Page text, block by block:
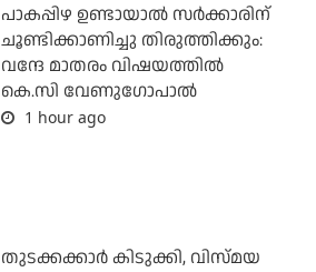
പാകപ്പിഴ ഉണ്ടായാല്‍ സര്‍ക്കാരിന്
ചൂണ്ടിക്കാണിച്ചു തിരുത്തിക്കും:
വന്ദേ മാതരം വിഷയത്തില്‍
കെ.സി വേണുഗോപാല്‍
1 hour ago
തുടക്കക്കാര്‍ കിടുക്കി, വിസ്മയ